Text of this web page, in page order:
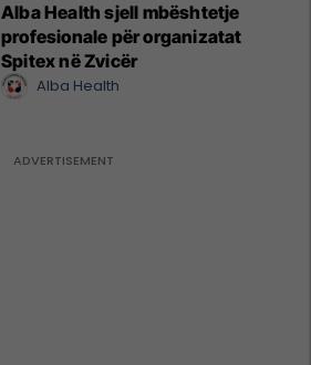
Alba Health sjell mbështetje
profesionale për organizatat
Spitex në Zvicër
Alba Health